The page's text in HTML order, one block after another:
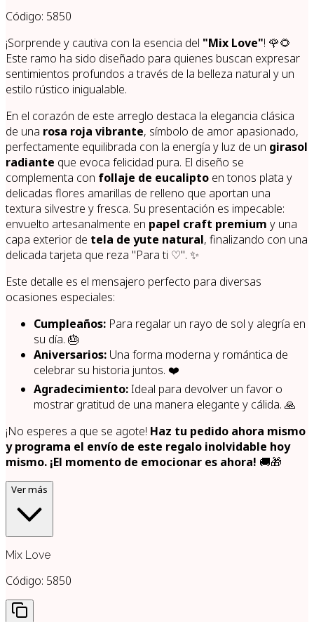
Código: 5850
¡Sorprende y cautiva con la esencia del "Mix Love"! 🌹🌻
Este ramo ha sido diseñado para quienes buscan expresar
sentimientos profundos a través de la belleza natural y un
estilo rústico inigualable.
En el corazón de este arreglo destaca la elegancia clásica
de una rosa roja vibrante, símbolo de amor apasionado,
perfectamente equilibrada con la energía y luz de un girasol
radiante que evoca felicidad pura. El diseño se
complementa con follaje de eucalipto en tonos plata y
delicadas flores amarillas de relleno que aportan una
textura silvestre y fresca. Su presentación es impecable:
envuelto artesanalmente en papel craft premium y una
capa exterior de tela de yute natural, finalizando con una
delicada tarjeta que reza "Para ti ♡". ✨
Este detalle es el mensajero perfecto para diversas
ocasiones especiales:
Cumpleaños: Para regalar un rayo de sol y alegría en
su día. 🎂
Aniversarios: Una forma moderna y romántica de
celebrar su historia juntos. ❤️
Agradecimiento:Ideal para devolver un favor o
mostrar gratitud de una manera elegante y cálida. 🙏
¡No esperes a que se agote! Haz tu pedido ahora mismo
y programa el envío de este regalo inolvidable hoy
mismo. ¡El momento de emocionar es ahora! 🚚🎁
Ver más
Mix Love
Código: 5850